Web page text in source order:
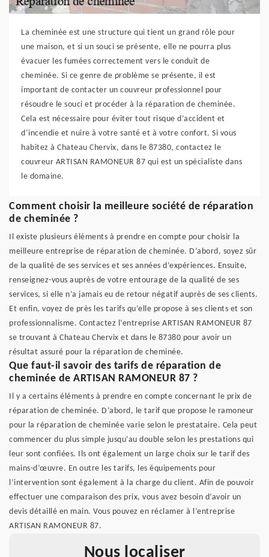
La cheminée est une structure qui tient un grand rôle pour
une maison, et si un souci se présente, elle ne pourra plus
évacuer les fumées correctement vers le conduit de
cheminée. Si ce genre de problème se présente, il est
important de contacter un couvreur professionnel pour
résoudre le souci et procéder à la réparation de cheminée.
Cela est nécessaire pour éviter tout risque d’accident et
d’incendie et nuire à votre santé et à votre confort. Si vous
habitez à Chateau Chervix, dans le 87380, contactez le
couvreur ARTISAN RAMONEUR 87 qui est un spécialiste dans
le domaine.
Comment choisir la meilleure société de réparation
de cheminée ?
Il existe plusieurs éléments à prendre en compte pour choisir la
meilleure entreprise de réparation de cheminée. D’abord, soyez sûr
de la qualité de ses services et ses années d’expériences. Ensuite,
renseignez-vous auprès de votre entourage de la qualité de ses
services, si elle n’a jamais eu de retour négatif auprès de ses clients.
Et enfin, voyez de près les tarifs qu’elle propose à ses clients et son
professionnalisme. Contactez l’entreprise ARTISAN RAMONEUR 87
se trouvant à Chateau Chervix et dans le 87380 pour avoir un
résultat assuré pour la réparation de cheminée.
Que faut-il savoir des tarifs de réparation de
cheminée de ARTISAN RAMONEUR 87 ?
Il y a certains éléments à prendre en compte concernant le prix de
réparation de cheminée. D’abord, le tarif que propose le ramoneur
pour la réparation de cheminée varie selon le prestataire. Cela peut
commencer du plus simple jusqu’au double selon les prestations qui
leur sont confiées. Ils ont également un large choix sur le tarif des
mains-d’œuvre. En outre les tarifs, les équipements pour
l’intervention sont également à la charge du client. Afin de pouvoir
effectuer une comparaison des prix, vous avez besoin d’avoir un
devis détaillé en main. Vous pouvez en réclamer à l’entreprise
ARTISAN RAMONEUR 87.
Nous localiser